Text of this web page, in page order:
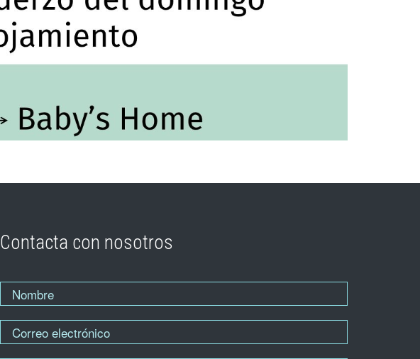
Contacta con nosotros
Nombre*
Correo electrónico*